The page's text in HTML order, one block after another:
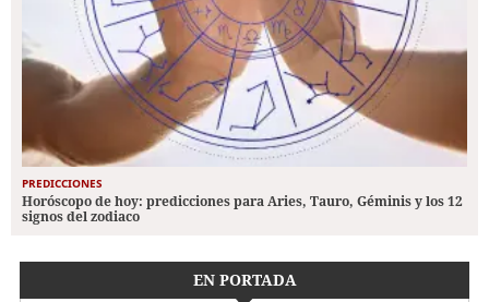
PREDICCIONES
Horóscopo de hoy: predicciones para Aries, Tauro, Géminis y los 12
signos del zodiaco
EN PORTADA